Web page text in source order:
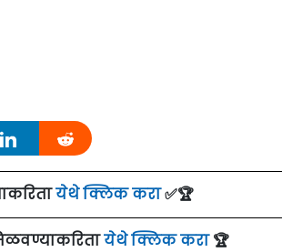
येथे क्लिक करा✅🏆
येथे क्लिक करा🏆